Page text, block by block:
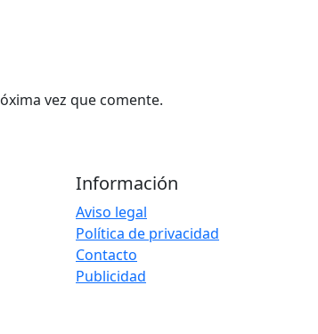
vez que comente.
Información
Aviso legal
Política de privacidad
Contacto
Publicidad